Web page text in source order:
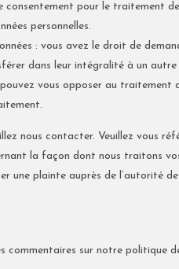
consentement pour le traitement
personnelles.
: vous avez le droit de
dans leur intégralité à un
vous opposer au traitement
nous contacter. Veuillez vous
la façon dont nous traitons
une plainte auprès de l’autorité
commentaires sur notre politique